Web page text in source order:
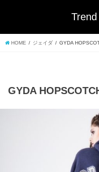
HOME ジェイダ GYDA
GYDA